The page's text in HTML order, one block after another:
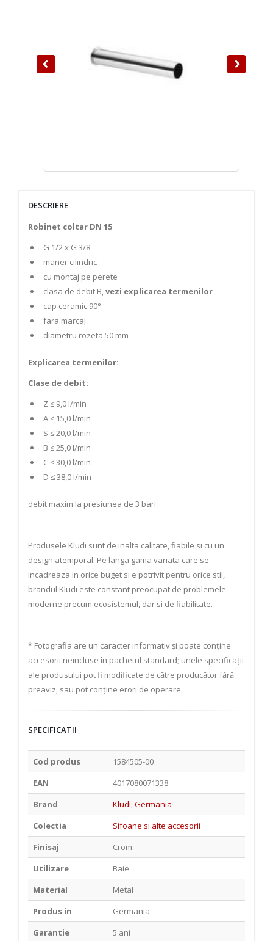
DESCRIERE
Robinet coltar DN 15
G 1/2 x G 3/8
maner cilindric
cu montaj pe perete
clasa de debit B,vezi explicarea termenilor
cap ceramic 90°
fara marcaj
diametru rozeta 50 mm
Explicarea termenilor:
Clase de debit:
Z ≤ 9,0 l/min
A ≤ 15,0 l/min
S ≤ 20,0 l/min
B ≤ 25,0 l/min
C ≤ 30,0 l/min
D ≤ 38,0 l/min
debit maxim la presiunea de 3 bari
Produsele Kludi sunt de inalta calitate, fiabile si cu un
design atemporal. Pe langa gama variata care se
incadreaza in orice buget si e potrivit pentru orice stil,
brandul Kludi este constant preocupat de problemele
moderne precum ecosistemul, dar si de fiabilitate.
* Fotografia are un caracter informativ și poate conține
accesorii neincluse în pachetul standard; unele specificații
ale produsului pot fi modificate de către producător fără
preaviz, sau pot conține erori de operare.
SPECIFICATII
Cod produs
1584505-00
EAN
4017080071338
Brand
Kludi, Germania
Colectia
Sifoane si alte accesorii
Finisaj
Crom
Utilizare
Baie
Material
Metal
Produs in
Germania
Garantie
5 ani